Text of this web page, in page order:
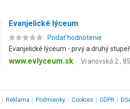
Evanjelické lýceum
Pridať hodnotenie
Evanjelické lýceum - prvý a druhý
www.evlyceum.sk Vranovská 2 ,
Reklama Podmienky Cookies GDPR